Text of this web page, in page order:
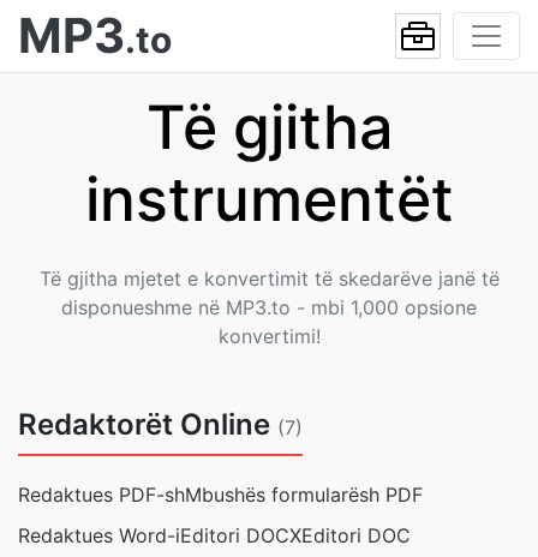
MP3.to
Të gjitha
instrumentët
Të gjitha mjetet e konvertimit të skedarëve janë të
disponueshme në MP3.to - mbi 1,000 opsione
konvertimi!
Redaktorët Online (7)
Redaktues PDF-shMbushës formularësh PDF
Redaktues Word-iEditori DOCXEditori DOC